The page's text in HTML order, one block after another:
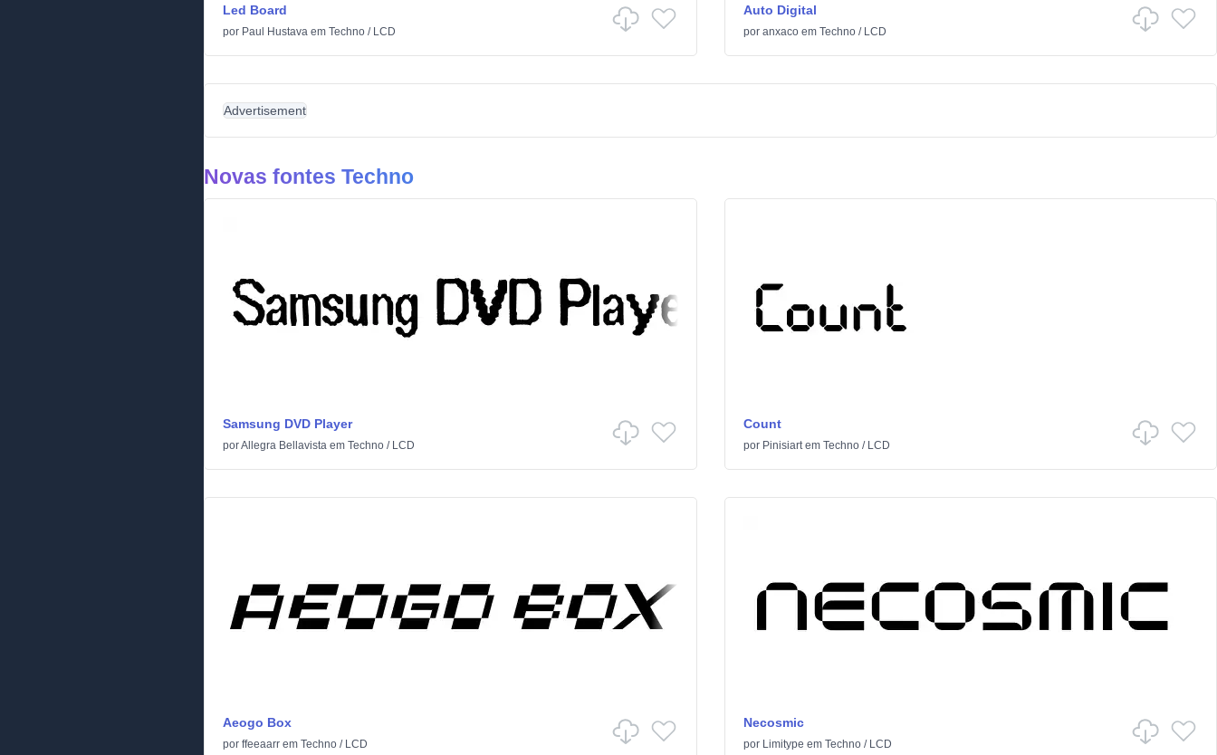
Led Board
por Paul Hustava em Techno / LCD
Auto Digital
por anxacoem Techno/ LCD
Advertisement
Novas fontes Techno
Samsung DVD Player
porAllegra Bellavista em Techno / LCD
Count
por Pinisiartem Techno/ LCD
Aeogo Box
por ffeeaarr em Techno / LCD
Necosmic
por Limitype em Techno/ LCD